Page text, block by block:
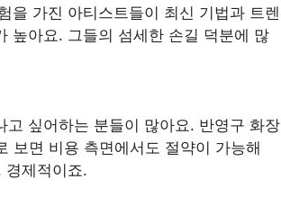
을 가진 아티스트들이 최신 기법과 트렌
높아요. 그들의 섬세한 손길 덕분에 많
싶어하는 분들이 많아요. 반영구 화장
보면 비용 측면에서도 절약이 가능해
경제적이죠.